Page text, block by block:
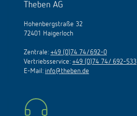
Theben AG
Hohenbergstraße 32
72401 Haigerloch
Zentrale: +49 (0)74 74/692-0
Vertriebsservice: +49 (0)74 74/ 692-533
E-Mail: info@theben.de